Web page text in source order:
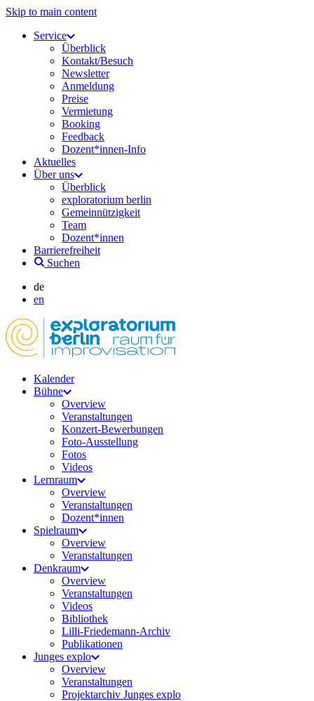
Skip to main content
Service
Überblick
Kontakt/Besuch
Newsletter
Anmeldung
Preise
Vermietung
Booking
Feedback
Dozent*innen-Info
Aktuelles
Über uns
Überblick
exploratorium berlin
Gemeinnützigkeit
Team
Dozent*innen
Barrierefreiheit
Suchen
de
en
Kalender
Bühne
Overview
Veranstaltungen
Konzert-Bewerbungen
Foto-Ausstellung
Fotos
Videos
Lernraum
Overview
Veranstaltungen
Dozent*innen
Spielraum
Overview
Veranstaltungen
Denkraum
Overview
Veranstaltungen
Videos
Bibliothek
Lilli-Friedemann-Archiv
Publikationen
Junges explo
Overview
Veranstaltungen
Projektarchiv Junges explo